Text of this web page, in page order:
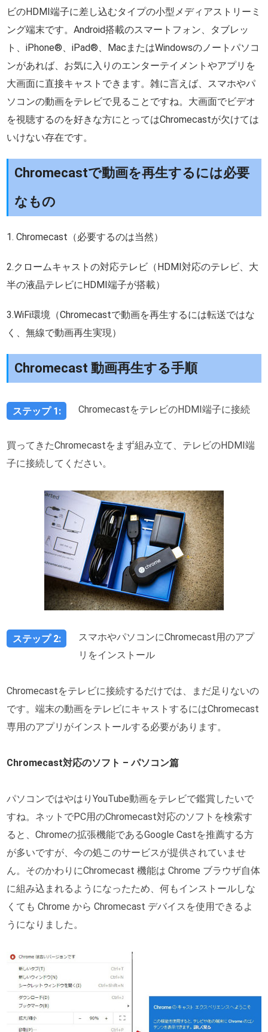
ビのHDMI端子に差し込むタイプの小型メディアストリーミ
ング端末です。Android搭載のスマートフォン、タブレッ
ト、iPhone®、iPad®、MacまたはWindowsのノートパソコ
ンがあれば、お気に入りのエンターテイメントやアプリを
大画面に直接キャストできます。雑に言えば、スマホやパ
ソコンの動画をテレビで見ることですね。大画面でビデオ
を視聴するのを好きな方にとってはChromecastが欠けては
いけない存在です。
Chromecastで動画を再生するには必要
なもの
1. Chromecast（必要するのは当然）
2.クロームキャストの対応テレビ（HDMI対応のテレビ、大
半の液晶テレビにHDMI端子が搭載）
3.WiFi環境（Chromecastで動画を再生するには転送ではな
く、無線で動画再生実現）
Chromecast 動画再生する手順
ステップ 1: ChromecastをテレビのHDMI端子に接続
買ってきたChromecastをまず組み立て、テレビのHDMI端
子に接続してください。
ステップ 2:
スマホやパソコンにChromecast用のアプ
リをインストール
Chromecastをテレビに接続するだけでは、まだ足りないの
です。端末の動画をテレビにキャストするにはChromecast
専用のアプリがインストールする必要があります。
Chromecast対応のソフト – パソコン篇
パソコンではやはりYouTube動画をテレビで鑑賞したいで
すね。ネットでPC用のChromecast対応のソフトを検索す
ると、Chromeの拡張機能であるGoogle Castを推薦する方
が多いですが、今の処このサービスが提供されていませ
ん。そのかわりにChromecast 機能は Chrome ブラウザ自体
に組み込まれるようになったため、何もインストールしな
くても Chrome から Chromecast デバイスを使用できるよ
うになりました。